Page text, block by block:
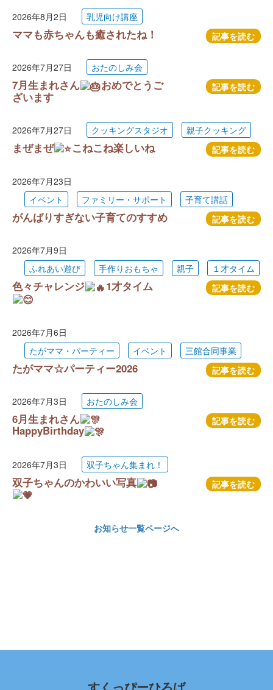
2026年8月2日 乳児向け講座
ママも赤ちゃんも癒されたね！ 記事を読む
2026年7月27日 おたのしみ会
7月生まれさん
おめでとうご
ざいます
記事を読む
2026年7月27日 クッキングスタジオ 親子クッキング
まぜまぜ こねこね楽しいね 記事を読む
2026年7月23日
イベント
ファミリー・サポート 子育て講話
がんばりすぎない子育てのすすめ 記事を読む
2026年7月9日
ふれあい遊び
手作りおもちゃ 親子 １才タイム
色々チャレンジ 1才タイム 記事を読む
2026年7月6日
たがママ・パーティー
イベント 三館合同事業
たがママ☆パーティー2026 記事を読む
2026年7月3日 おたのしみ会
6月生まれさん
HappyBirthday
記事を読む
2026年7月3日 双子ちゃん集まれ！
双子ちゃんのかわいい写真 記事を読む
お知らせ一覧ページへ